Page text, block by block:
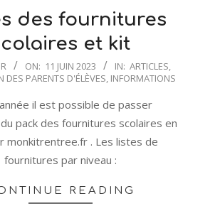
des fournitures
et kit
ON: 11 JUIN 2023 IN: ARTICLES
DES PARENTS D'ÉLÈVES INFORMATIONS
il est possible de passer
pack des fournitures scolaires en
monkitrentree.fr . Les listes de
fournitures par niveau :
READING